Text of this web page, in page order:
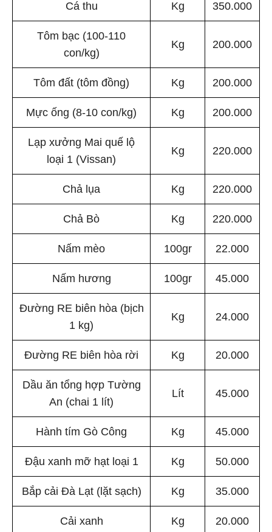
Cá thu Kg 350.000
Tôm bạc (100-110
con/kg)
Kg 200.000
Tôm đất (tôm đồng) Kg 200.000
Mực ống (8-10 con/kg) Kg 200.000
Lạp xưởng Mai quế lộ
loại 1 (Vissan)
Kg 220.000
Chả lụa Kg 220.000
Chả Bò Kg 220.000
Nấm mèo 100gr 22.000
Nấm hương 100gr 45.000
Đường RE biên hòa (bịch
1 kg)
Kg 24.000
Đường RE biên hòa rời Kg 20.000
Dầu ăn tổng hợp Tường
An (chai 1 lít)
Lít 45.000
Hành tím Gò Công Kg 45.000
Đậu xanh mỡ hạt loại 1 Kg 50.000
Bắp cải Đà Lạt (lặt sạch) Kg 35.000
Cải xanh Kg 20.000